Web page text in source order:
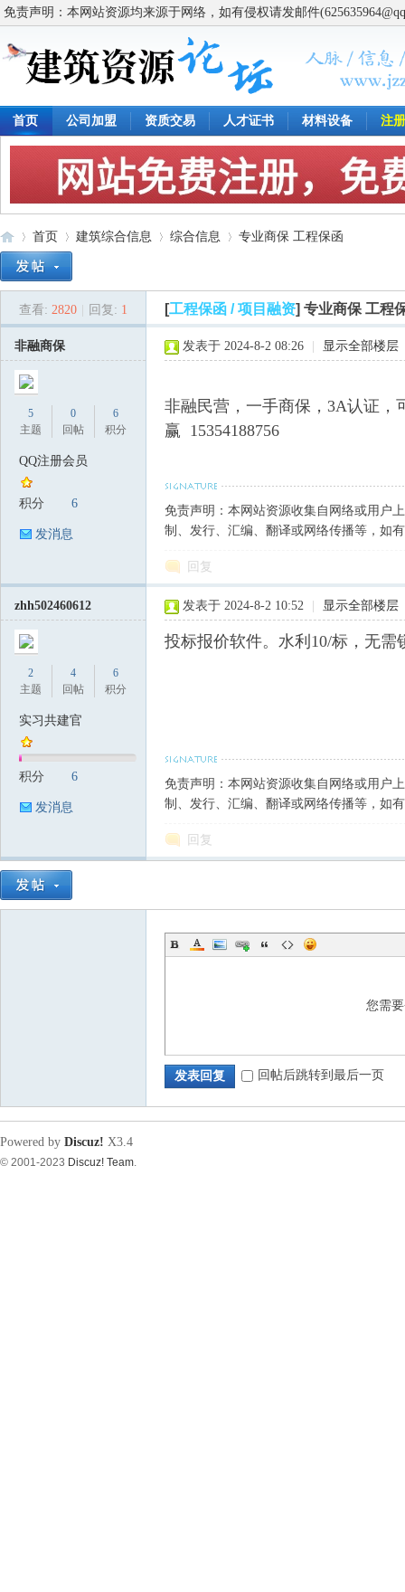
免责声明：本网站资源均来源于网络，如有侵权请发邮件
首页 公司加盟 资质交易 人才证书 材料设备 注
源
»
首页
›
建筑综合信息 综合信息
›
专业商保 工程保函
查看: 2820 回复: 1 [工程保函 / 项目融资] 专业商保 工程
非融商保
5
主题
0
回帖
6
积分
QQ注册会员
积分 6
发消息
发表于 2024-8-2 08:26 显示全部楼层
非融民营，一手商保，3A认证
赢 15354188756
免责声明：本网站资源收集自网络或用户
制、发行、汇编、翻译或网络传播等，如
回复
zhh502460612
2
主题
4
回帖
6
积分
实习共建官
积分 6
发消息
发表于 2024-8-2 10:52 显示全部楼层
投标报价软件。水利10/标，无需
免责声明：本网站资源收集自网络或用户
制、发行、汇编、翻译或网络传播等，如
回复
您需
发表回复 回帖后跳转到最后一页
Powered by Discuz! X3.4
© 2001-2023 Discuz! Team